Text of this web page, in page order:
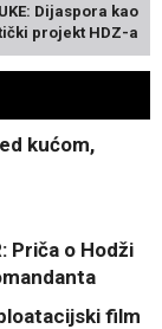
Dijaspora kao
projekt HDZ-a
kućom,
Priča o Hodži
film